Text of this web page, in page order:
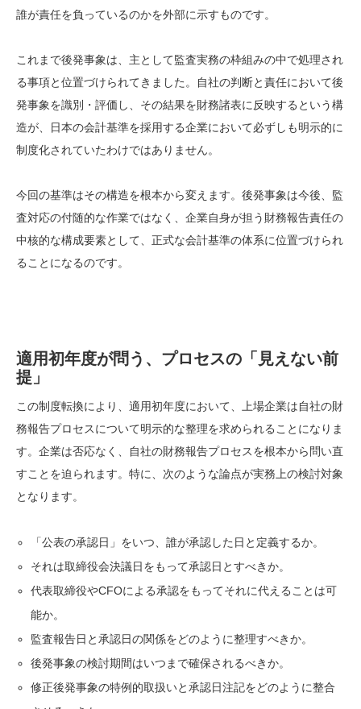
誰が責任を負っているのかを外部に示すものです。
これまで後発事象は、主として監査実務の枠組みの中で処理され
る事項と位置づけられてきました。自社の判断と責任において後
発事象を識別・評価し、その結果を財務諸表に反映するという構
造が、日本の会計基準を採用する企業において必ずしも明示的に
制度化されていたわけではありません。
今回の基準はその構造を根本から変えます。後発事象は今後、監
査対応の付随的な作業ではなく、企業自身が担う財務報告責任の
中核的な構成要素として、正式な会計基準の体系に位置づけられ
ることになるのです。
適用初年度が問う、プロセスの「見えない前
提」
この制度転換により、適用初年度において、上場企業は自社の財
務報告プロセスについて明示的な整理を求められることになりま
す。企業は否応なく、自社の財務報告プロセスを根本から問い直
すことを迫られます。特に、次のような論点が実務上の検討対象
となります。
「公表の承認日」をいつ、誰が承認した日と定義するか。
それは取締役会決議日をもって承認日とすべきか。
代表取締役やCFOによる承認をもってそれに代えることは可
能か。
監査報告日と承認日の関係をどのように整理すべきか。
後発事象の検討期間はいつまで確保されるべきか。
修正後発事象の特例的取扱いと承認日注記をどのように整合